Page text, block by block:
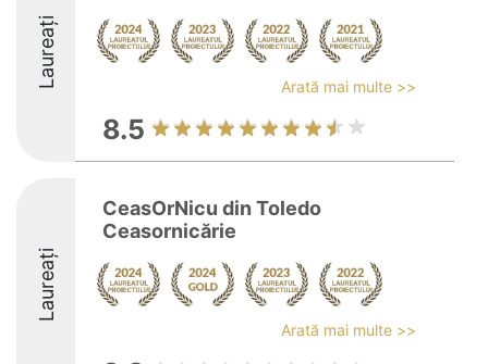
Laureați Arată mai multe >>
8.5
Laureați
CeasOrNicu din Toledo
Ceasornicărie
Arată mai multe >>